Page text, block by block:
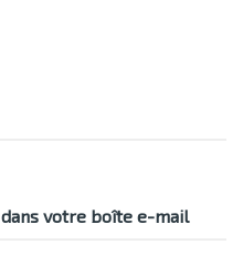
dans votre boîte e-mail